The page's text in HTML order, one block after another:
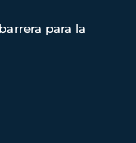
para la